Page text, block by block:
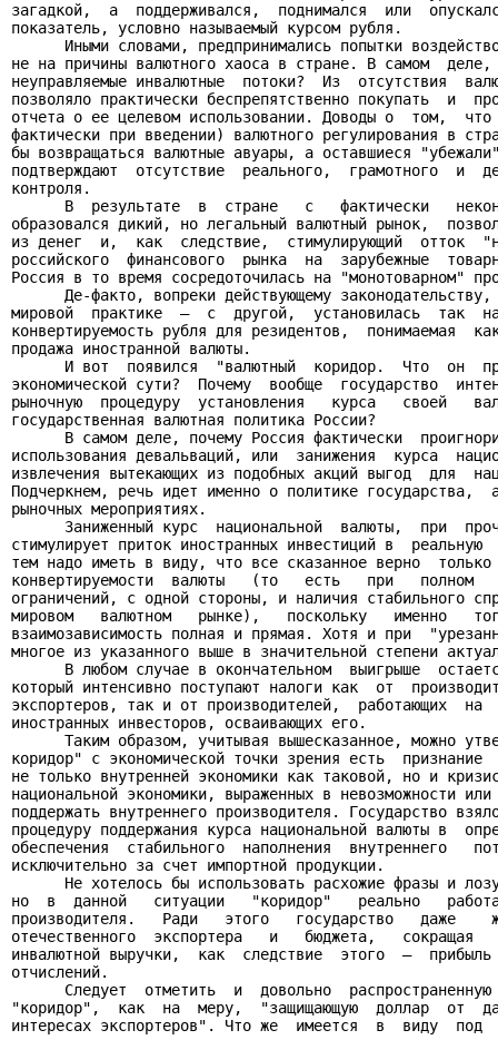
загадкой,  а  поддерживался,  поднимался  или
показатель, условно называемый курсом рубля.
Иными словами, предпринимались попытки
не на причины валютного хаоса в стране. В самом
неуправляемые инвалютные  потоки?  Из  отсутствия
позволяло практически беспрепятственно покупать  и
отчета о ее целевом использовании. Доводы о  том,
фактически при введении) валютного регулирования в
бы возвращаться валютные авуары, а оставшиеся
подтверждают  отсутствие  реального,  грамотного  и
контроля.
В  результате  в  стране   с   фактически
образовался дикий, но легальный валютный рынок,
из денег  и,  как  следствие,  стимулирующий  отток
российского  финансового  рынка  на  зарубежные
Россия в то время сосредоточилась на "монотоварном"
Де-факто, вопреки действующему
мировой  практике  —  с  другой,  установилась  так
конвертируемость рубля для резидентов,  понимаемая
продажа иностранной валюты.
И вот  появился  "валютный  коридор.  Что  он
экономической сути?  Почему  вообще  государство
рыночную  процедуру  установления   курса   своей
государственная валютная политика России?
В самом деле, почему Россия фактически
использования девальваций, или  занижения  курса
извлечения вытекающих из подобных акций выгод  для
Подчеркнем, речь идет именно о политике
рыночных мероприятиях.
Заниженный курс  национальной  валюты,  при
стимулирует приток иностранных инвестиций в
тем надо иметь в виду, что все сказанное верно
конвертируемости  валюты   (то   есть   при   полном
ограничений, с одной стороны, и наличия стабильного
мировом   валютном   рынке),   поскольку   именно
взаимозависимость полная и прямая. Хотя и при
многое из указанного выше в значительной степени
В любом случае в окончательном  выигрыше
который интенсивно поступают налоги как  от
экспортеров, так и от производителей,  работающих
иностранных инвесторов, осваивающих его.
Таким образом, учитывая вышесказанное, можно
коридор" с экономической точки зрения есть  признание
не только внутренней экономики как таковой, но и
национальной экономики, выраженных в невозможности
поддержать внутреннего производителя. Государство
процедуру поддержания курса национальной валюты в
обеспечения  стабильного  наполнения  внутреннего
исключительно за счет импортной продукции.
Не хотелось бы использовать расхожие фразы и
но  в  данной   ситуации   "коридор"   реально
производителя.   Ради   этого   государство   даже
отечественного  экспортера   и   бюджета,   сокращая
инвалютной выручки,  как  следствие  этого  —
отчислений.
Следует  отметить  и  довольно
"коридор",  как  на  меру,  "защищающую  доллар  от
интересах экспортеров". Что же  имеется  в  виду  под